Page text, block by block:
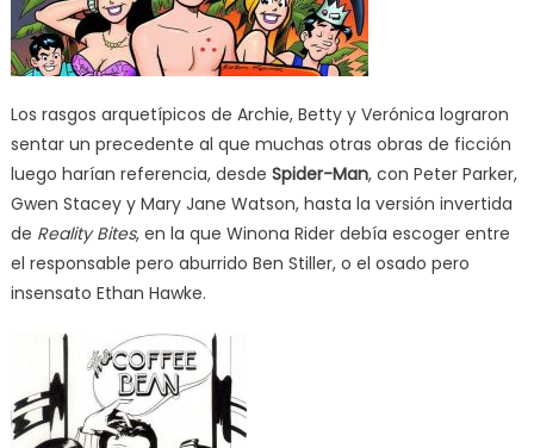
Los rasgos arquetípicos de Archie, Betty y Verónica lograron
sentar un precedente al que muchas otras obras de ficción
luego harían referencia, desde Spider-Man, con Peter Parker,
Gwen Stacey y Mary Jane Watson, hasta la versión invertida
de Reality Bites, en la que Winona Rider debía escoger entre
el responsable pero aburrido Ben Stiller, o el osado pero
insensato Ethan Hawke.